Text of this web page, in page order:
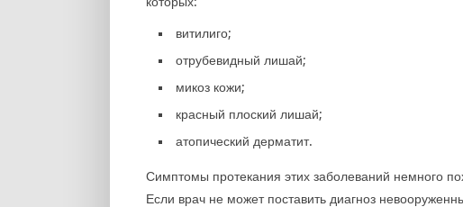
витилиго;
отрубевидный лишай;
микоз кожи;
красный плоский лишай;
атопический дерматит.
Симптомы протекания этих заболеваний немного
Если врач не может поставить диагноз